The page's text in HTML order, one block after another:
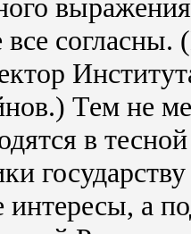
согласны.
Тем не
в
интересы, а